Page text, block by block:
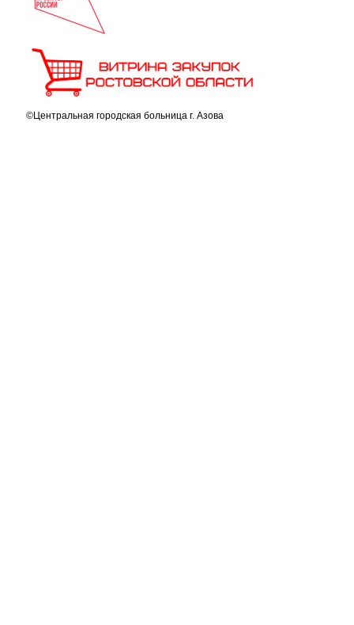
©Центральная городская больница г. Азова